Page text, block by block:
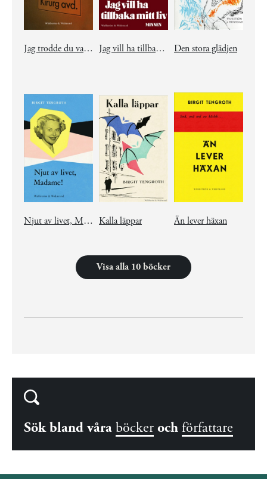
Jag trodde du var död! Jag vill ha tillbaka mitt liv Den stora glädjen
Njut av livet, Madame! Kalla läppar Än lever häxan
Visa alla 10 böcker
Sök bland våra böcker och författare